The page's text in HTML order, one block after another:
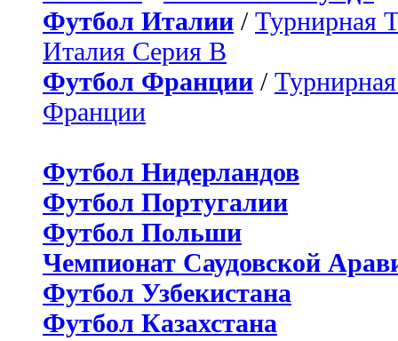
Футбол Италии / Турнирная
Италия Серия B
Футбол Франции /
Франции
Футбол Нидерландов
Футбол Португалии
Футбол Польши
Чемпионат Саудовской
Футбол Узбекистана
Футбол Казахстана